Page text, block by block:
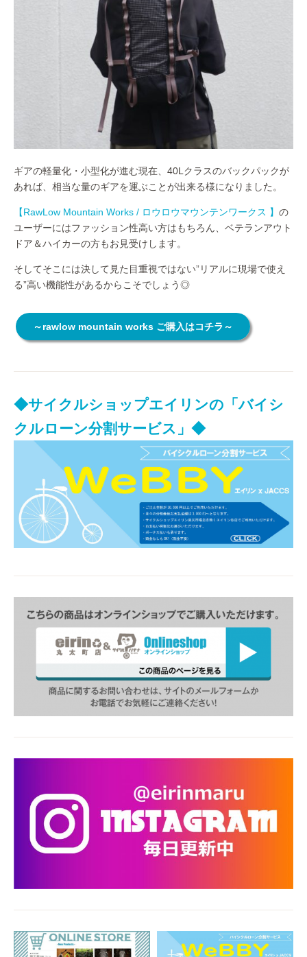
ギアの軽量化・小型化が進む現在、40Lクラスのバックパックが
あれば、相当な量のギアを運ぶことが出来る様になりました。
【RawLow Mountain Works / ロウロウマウンテンワークス 】 の
ユーザーにはファッション性高い方はもちろん、ベテランアウト
ドア＆ハイカーの方もお見受けします。
そしてそこには決して見た目重視ではない”リアルに現場で使え
る”高い機能性があるからこそでしょう◎
～rawlow mountain works ご購入はコチラ～
◆サイクルショップエイリンの「バイシ
クルローン分割サービス」◆